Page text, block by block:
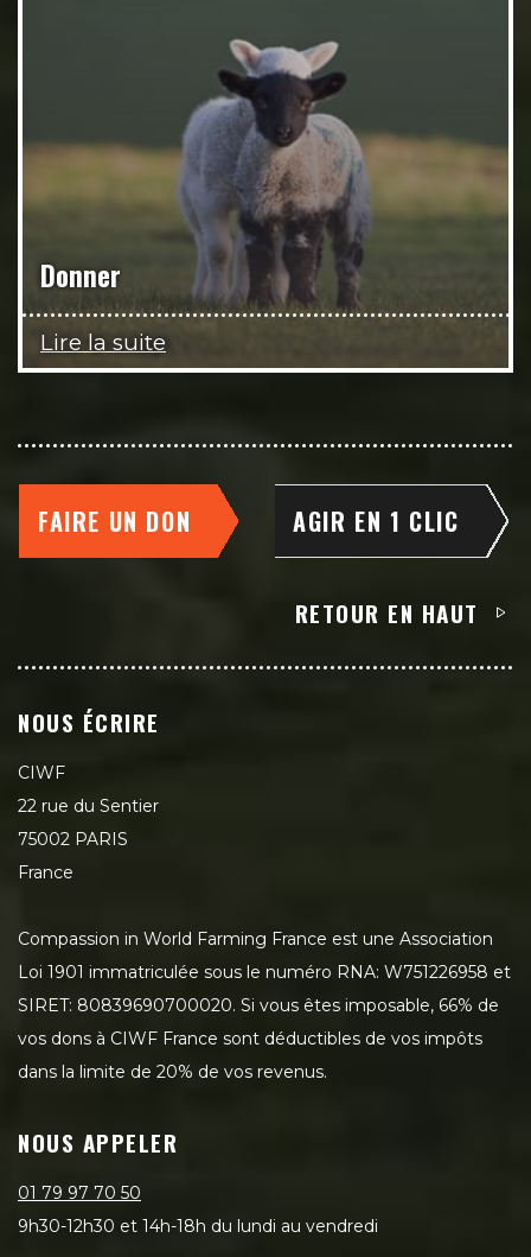
Donner
Lire la suite
FAIRE UN DON AGIR EN 1 CLIC
RETOUR EN HAUT
NOUS ÉCRIRE
CIWF
22 rue du Sentier
75002 PARIS
France
Compassion in World Farming France est une Association
Loi 1901 immatriculée sous le numéro RNA: W751226958 et
SIRET: 80839690700020. Si vous êtes imposable, 66% de
vos dons à CIWF France sont déductibles de vos impôts
dans la limite de 20% de vos revenus.
NOUS APPELER
01 79 97 70 50
9h30-12h30 et 14h-18h du lundi au vendredi